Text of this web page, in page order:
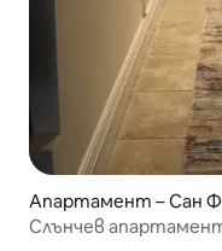
Апартамент – Сан
Слънчев